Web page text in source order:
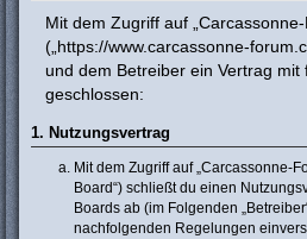
Mit dem Zugriff auf
(„https://www.carcassonne-
und dem Betreiber ein Vertrag
geschlossen:
1. Nutzungsvertrag
Mit dem Zugriff auf „Carcassonne-
Board“) schließt du einen
Boards ab (im Folgenden
nachfolgenden Regelungen